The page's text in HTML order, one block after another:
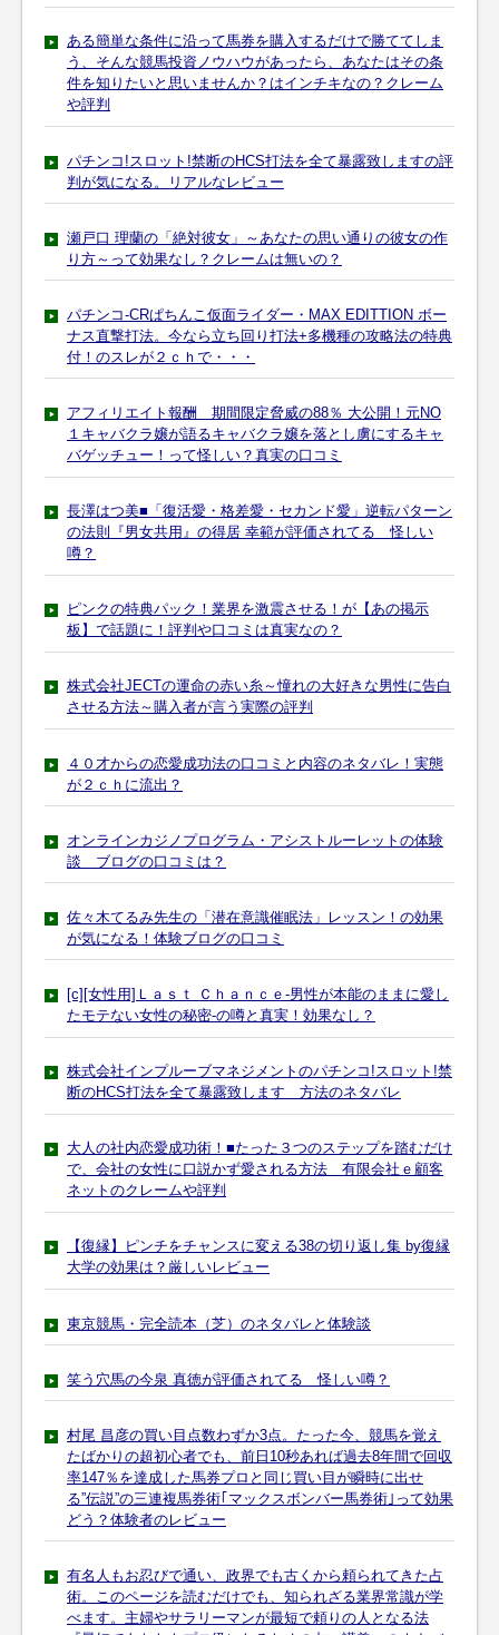
ある簡単な条件に沿って馬券を購入するだけで勝ててしま
う、そんな競馬投資ノウハウがあったら、あなたはその条
件を知りたいと思いませんか？はインチキなの？クレーム
や評判
パチンコ!スロット!禁断のHCS打法を全て暴露致しますの評
判が気になる。リアルなレビュー
瀬戸口 理蘭の「絶対彼女」～あなたの思い通りの彼女の作
り方～って効果なし？クレームは無いの？
パチンコ-CRぱちんこ仮面ライダー・MAX EDITTION ボー
ナス直撃打法。今なら立ち回り打法+多機種の攻略法の特典
付！のスレが２ｃｈで・・・
アフィリエイト報酬 期間限定脅威の88％ 大公開！元NO
１キャバクラ嬢が語るキャバクラ嬢を落とし虜にするキャ
バゲッチュー！って怪しい？真実の口コミ
長澤はつ美■「復活愛・格差愛・セカンド愛」逆転パターン
の法則『男女共用』の得居 幸範が評価されてる 怪しい
噂？
ピンクの特典パック！業界を激震させる！が【あの掲示
板】で話題に！評判や口コミは真実なの？
株式会社JECTの運命の赤い糸～憧れの大好きな男性に告白
させる方法～購入者が言う実際の評判
４０才からの恋愛成功法の口コミと内容のネタバレ！実態
が２ｃｈに流出？
オンラインカジノプログラム・アシストルーレットの体験
談 ブログの口コミは？
佐々木てるみ先生の「潜在意識催眠法」レッスン！の効果
が気になる！体験ブログの口コミ
[c][女性用]Ｌａｓｔ Ｃｈａｎｃｅ-男性が本能のままに愛し
たモテない女性の秘密-の噂と真実！効果なし？
株式会社インプルーブマネジメントのパチンコ!スロット!禁
断のHCS打法を全て暴露致します 方法のネタバレ
大人の社内恋愛成功術！■たった３つのステップを踏むだけ
で、会社の女性に口説かず愛される方法 有限会社ｅ顧客
ネットのクレームや評判
【復縁】ピンチをチャンスに変える38の切り返し集 by復縁
大学の効果は？厳しいレビュー
東京競馬・完全読本（芝）のネタバレと体験談
笑う穴馬の今泉 真徳が評価されてる 怪しい噂？
村尾 昌彦の買い目点数わずか3点。たった今、競馬を覚え
たばかりの超初心者でも、前日10秒あれば過去8年間で回収
率147％を達成した馬券プロと同じ買い目が瞬時に出せ
る”伝説”の三連複馬券術｢マックスボンバー馬券術｣って効果
どう？体験者のレビュー
有名人もお忍びで通い、政界でも古くから頼られてきた占
術。このページを読むだけでも、知られざる業界常識が学
べます。主婦やサラリーマンが最短で頼りの人となる法